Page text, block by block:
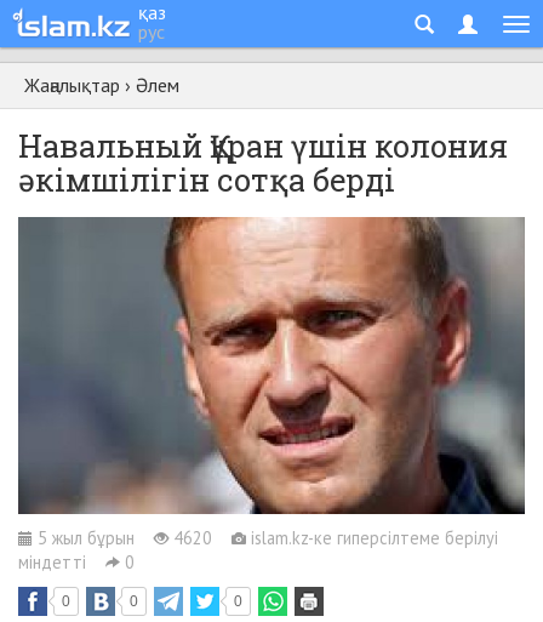
қаз
рус
Жаңалықтар › Әлем
Навальный Құран үшін колония
әкімшілігін сотқа берді
5 жыл бұрын 4620
islam.kz-ке гиперсілтеме берілуі
міндетті
0
0 0 0